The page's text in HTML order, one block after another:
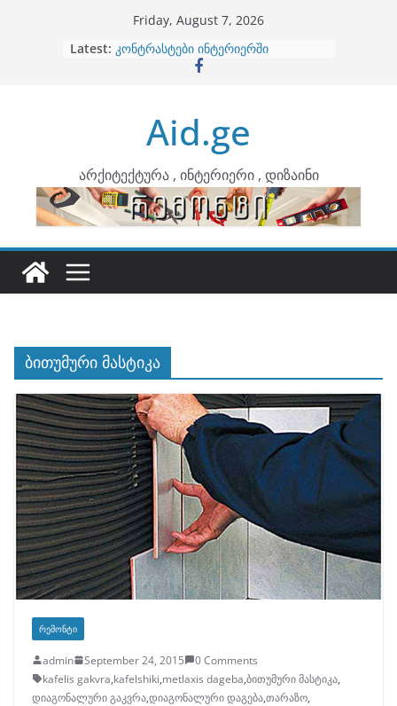
Friday, August 7, 2026
Latest: ბინების გაერთიანება
კონტრასტები ინტერიერში
ინტერიერის დიზიანი
არტემიდი წარმოგიდგენთ
Aid.ge
არქიტექტურა , ინტერიერი , დიზაინი
ბითუმური მასტიკა
ᲠᲔᲛᲝᲜᲢᲘ
admin September 24, 2015
0 Comments
kafelis gakvra,kafelshiki,metlaxis dageba,ბითუმური მასტიკა,
დიაგონალური გაკვრა,დიაგონალური დაგება,თარაზო,